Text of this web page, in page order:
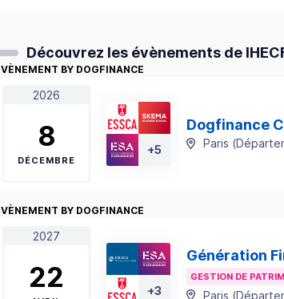
Découvrez les évènements de
BY DOGFINANCE
2026
8
DÉCEMBRE
+5
Dogfinance
Paris (
BY DOGFINANCE
2027
22 +3
Génération
GESTION DE
Paris (